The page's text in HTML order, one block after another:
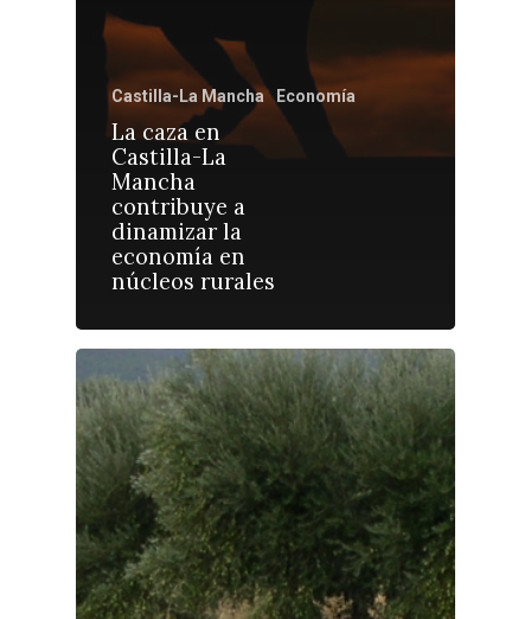
Castilla-La Mancha Economía
La caza en
Castilla-La
Mancha
contribuye a
dinamizar la
economía en
núcleos rurales
Galerías